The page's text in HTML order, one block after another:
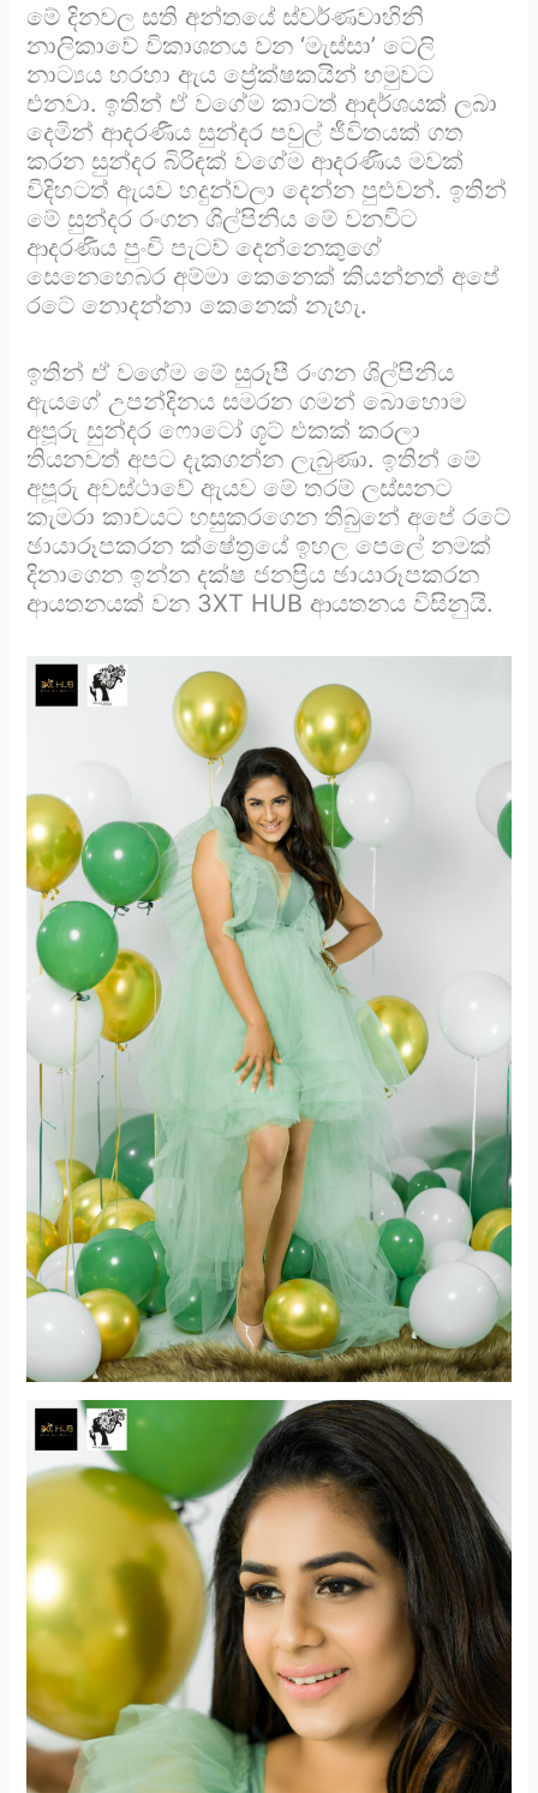
මේ දිනවල සති අන්තයේ ස්වර්ණවාහිනි
නාලිකාවේ විකාශනය වන ‘මැස්සා’ ටෙලි
නාට්‍යය හරහා ඇය ප්‍රේක්ෂකයින් හමුවට
එනවා. ඉතින් ඒ වගේම කාටත් ආදර්ශයක් ලබා
දෙමින් ආදරණීය සුන්දර පවුල් ජීවිතයක් ගත
කරන සුන්දර බිරිඳක් වගේම ආදරණීය මවක්
විදිහටත් ඇයව හදුන්වලා දෙන්න පුළුවන්. ඉතින්
මේ සුන්දර රංගන ශිල්පිනිය මේ වනවිට
ආදරණීය පුංචි පැටව් දෙන්නෙකුගේ
සෙනෙහෙබර අම්මා කෙනෙක් කියන්නත් අපේ
රටේ නොදන්නා කෙනෙක් නැහැ.
ඉතින් ඒ වගේම මේ සුරූපී රංගන ශිල්පිනිය
ඇයගේ උපන්දිනය සමරන ගමන් බොහොම
අපූරු සුන්දර ෆොටෝ ශූට් එකක් කරලා
තියනවත් අපට දැකගන්න ලැබුණා. ඉතින් මේ
අපූරු අවස්ථාවේ ඇයව මේ තරම් ලස්සනට
කැමරා කාචයට හසුකරගෙන තිබුනේ අපේ රටේ
ඡායාරූපකරන ක්ෂේත්‍රයේ ඉහල පෙලේ නමක්
දිනාගෙන ඉන්න දක්ෂ ජනප්‍රිය ඡායාරූපකරන
ආයතනයක් වන 3XT HUB ආයතනය විසිනුයි.